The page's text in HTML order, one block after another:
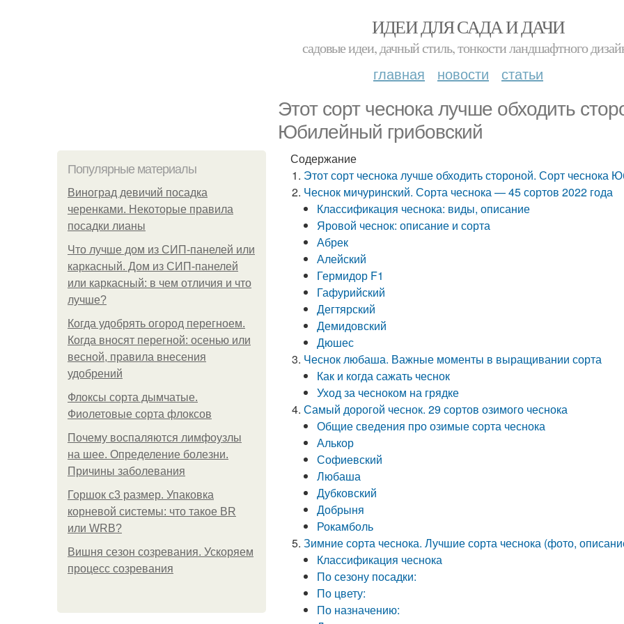
ИДЕИ ДЛЯ САДА И ДАЧИ
садовые идеи, дачный стиль, тонкости ландшафтного
главная новости статьи
Этот сорт чеснока лучше обходить
Юбилейный грибовский
Популярные материалы
Виноград девичий посадка
черенками. Некоторые правила
посадки лианы
Что лучше дом из СИП-панелей или
каркасный. Дом из СИП-панелей
или каркасный: в чем отличия и что
лучше?
Когда удобрять огород перегноем.
Когда вносят перегной: осенью или
весной, правила внесения
удобрений
Флоксы сорта дымчатые.
Фиолетовые сорта флоксов
Почему воспаляются лимфоузлы
на шее. Определение болезни.
Причины заболевания
Горшок с3 размер. Упаковка
корневой системы: что такое BR
или WRB?
Вишня сезон созревания. Ускоряем
процесс созревания
Содержание
Этот сорт чеснока лучше обходить стороной. Сорт чеснока
Чеснок мичуринский. Сорта чеснока — 45 сортов 2022 года
Классификация чеснока: виды, описание
Яровой чеснок: описание и сорта
Абрек
Алейский
Гермидор F1
Гафурийский
Дегтярский
Демидовский
Дюшес
Чеснок любаша. Важные моменты в выращивании сорта
Как и когда сажать чеснок
Уход за чесноком на грядке
Самый дорогой чеснок. 29 сортов озимого чеснока
Общие сведения про озимые сорта чеснока
Алькор
Софиевский
Любаша
Дубковский
Добрыня
Рокамболь
Зимние сорта чеснока. Лучшие сорта чеснока (фото,
Классификация чеснока
По сезону посадки:
По цвету:
По назначению: